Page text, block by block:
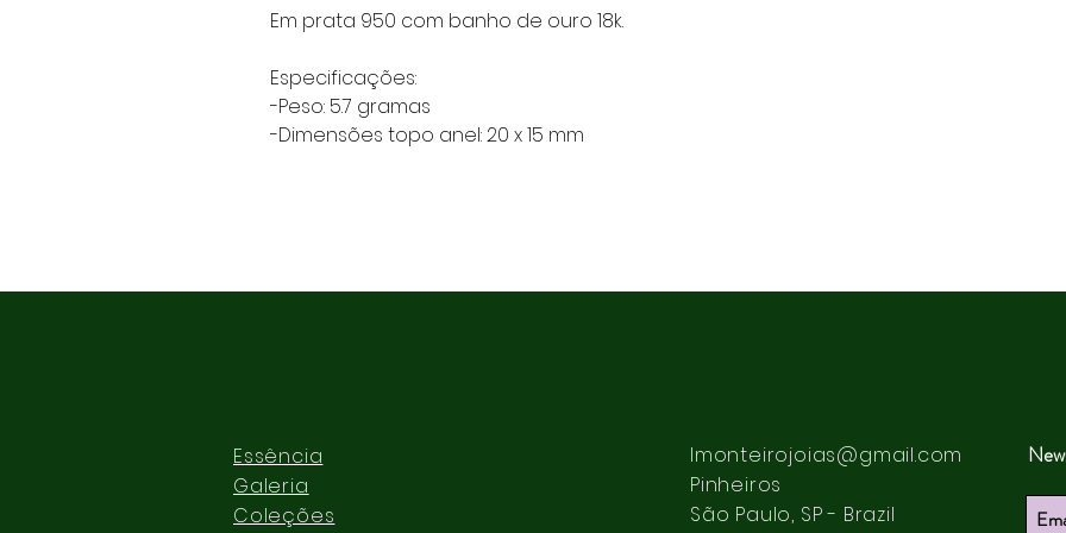
Em prata 950 com banho de ouro 18k.
Especificações:
-Peso: 5.7 gramas
-Dimensões topo anel: 20 x 15 mm
Essência
Galeria
Coleções
lmonteirojoias@gmail.com
Pinheiros
São Paulo, SP - Brazil